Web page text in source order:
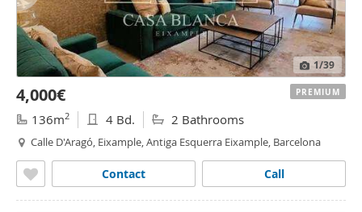
1/39
4,000€
136m2 4 Bd. 2 Bathrooms
Calle D'Aragó, Eixample, Antiga Esquerra Eixample, Barcelona
Call
Contact
PREMIUM